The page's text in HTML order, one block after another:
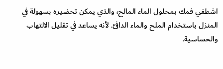
اشطفي فمك بمحلول الماء المالح، والذي يمكن تحضيره بسهولة في
المنزل باستخدام الملح والماء الدافئ. لأنه يساعد في تقليل الالتهاب
والحساسية.